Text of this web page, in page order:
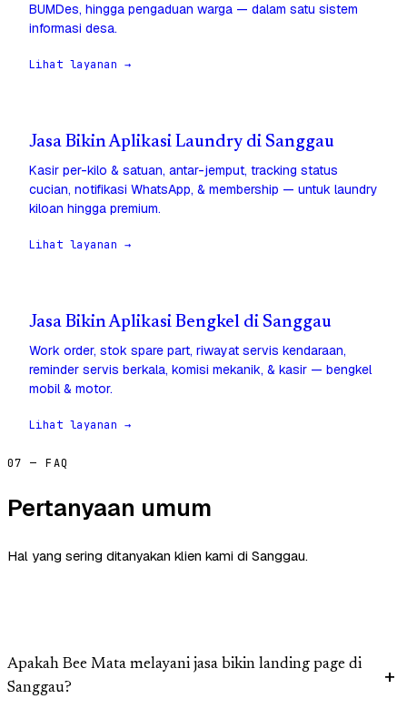
BUMDes, hingga pengaduan warga — dalam satu sistem
informasi desa.
Lihat layanan →
Jasa Bikin Aplikasi Laundry di Sanggau
Kasir per-kilo & satuan, antar-jemput, tracking status
cucian, notifikasi WhatsApp, & membership — untuk laundry
kiloan hingga premium.
Lihat layanan →
Jasa Bikin Aplikasi Bengkel di Sanggau
Work order, stok spare part, riwayat servis kendaraan,
reminder servis berkala, komisi mekanik, & kasir — bengkel
mobil & motor.
Lihat layanan →
07 — FAQ
Pertanyaan umum
Hal yang sering ditanyakan klien kami di Sanggau.
Apakah Bee Mata melayani jasa bikin landing page di
Sanggau?